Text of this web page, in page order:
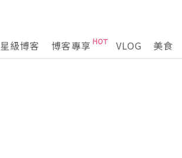
星級博客 博客專享 VLOG 美食